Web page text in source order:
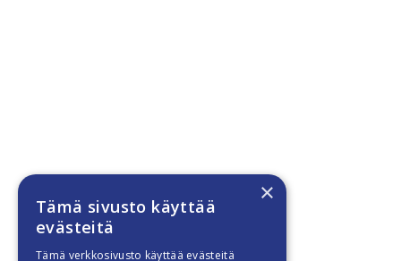
×
Tämä sivusto käyttää
evästeitä
Tämä verkkosivusto käyttää evästeitä